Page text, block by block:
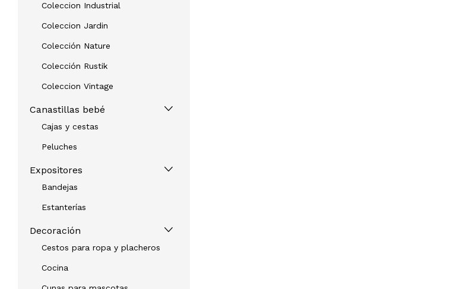
Coleccion Industrial
Coleccion Jardin
Colección Nature
Colección Rustik
Coleccion Vintage
Canastillas bebé
Cajas y cestas
Peluches
Expositores
Bandejas
Estanterías
Decoración
Cestos para ropa y placheros
Cocina